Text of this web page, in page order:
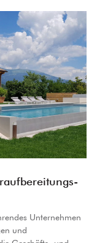
Unternehmen
und